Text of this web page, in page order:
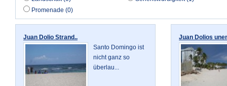
Promenade (0)
Juan Dolio Strand..
Santo Domingo ist
nicht ganz so
überlau...
Juan Dolios